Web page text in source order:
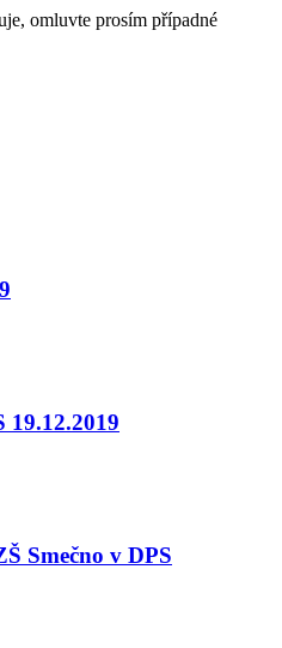
omluvte prosím případné
19.12.2019
Smečno v DPS